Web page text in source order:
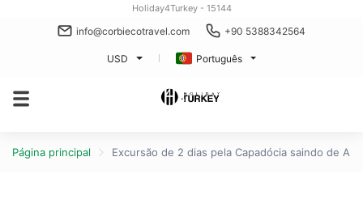
Holiday4Turkey - 15144
info@corbiecotravel.com +90 5388342564
USD Português
Página principal Excursão de 2 dias pela Capadócia saindo de